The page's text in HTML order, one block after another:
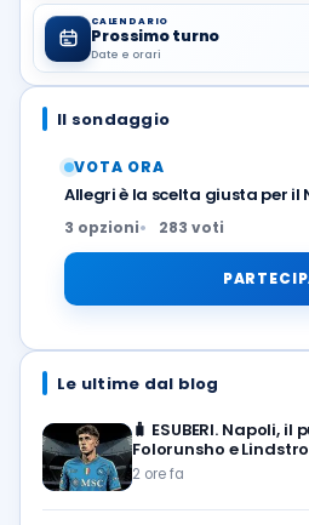
CALENDARIO
Prossimo turno
Date e orari
Il sondaggio
VOTA ORA
Allegri è la scelta giusta per il
3 opzioni 283 voti
Le ultime dal blog
🧳 ESUBERI. Napoli,
Folorunsho e
2 ore fa